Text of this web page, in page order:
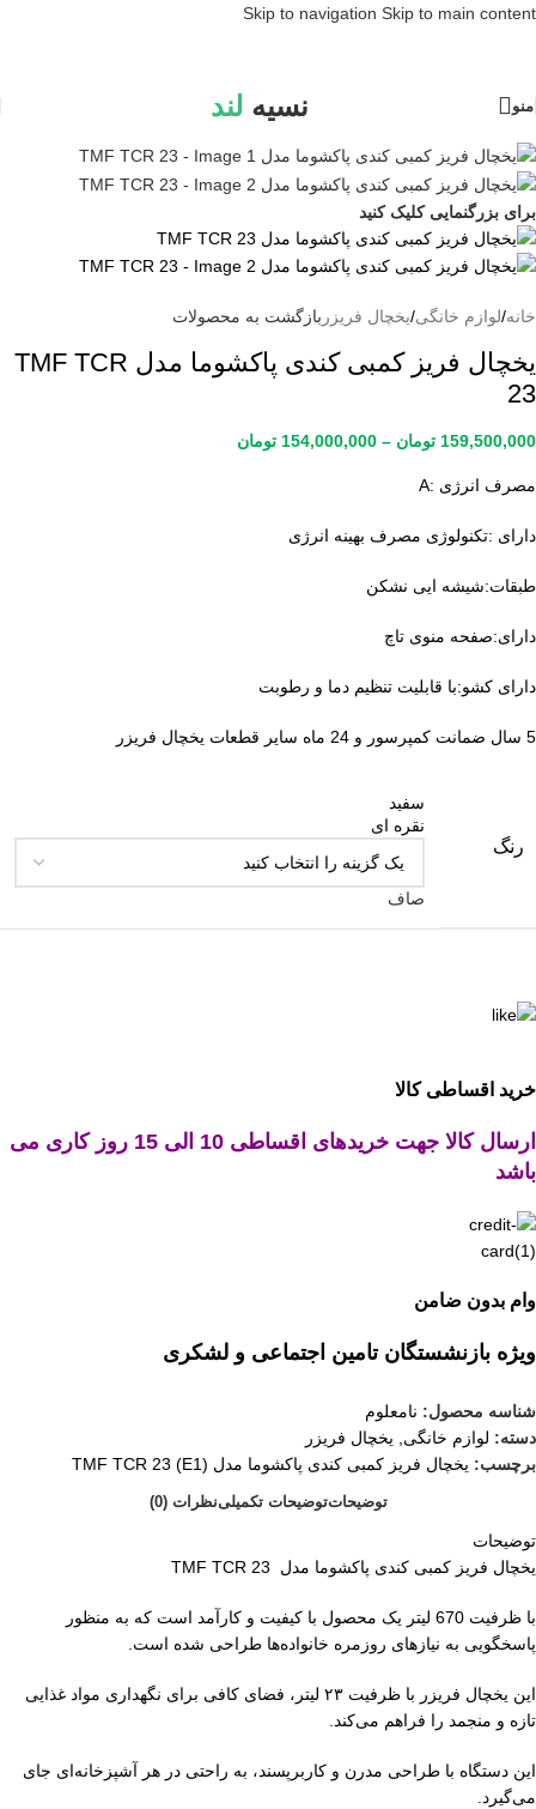
Skip to navigation Skip to main content
منو نسیه لند
برای بزرگنمایی کلیک کنید
خانه/لوازم خانگی/یخچال فریزر بازگشت به محصولات
یخچال فریز کمبی کندی پاکشوما مدل TMF TCR
23
159,500,000 تومان –
154,000,000 تومان
مصرف انرژی :A
دارای :تکنولوژی مصرف بهینه انرژی
طبقات:شیشه ایی نشکن
دارای:صفحه منوی تاچ
دارای کشو:با قابلیت تنظیم دما و رطوبت
5 سال ضمانت کمپرسور و 24 ماه سایر قطعات یخچال فریزر
رنگ
سفید
نقره ای
صاف
خرید اقساطی کالا
ارسال کالا جهت خریدهای اقساطی 10 الی 15 روز کاری می
باشد
وام بدون ضامن
ویژه بازنشستگان تامین اجتماعی و لشکری
شناسه محصول: نامعلوم
دسته: لوازم خانگی
یخچال فریزر
برچسب: یخچال فریز کمبی کندی پاکشوما مدل (E1) TMF TCR 23
توضیحاتتوضیحات تکمیلینظرات (0)
توضیحات
یخچال فریز کمبی کندی پاکشوما مدل TMF TCR 23
با ظرفیت 670 لیتر یک محصول با کیفیت و کارآمد است که به منظور
پاسخگویی به نیازهای روزمره خانواده‌ها طراحی شده است.
این یخچال فریزر با ظرفیت ۲۳ لیتر، فضای کافی برای نگهداری مواد غذایی
تازه و منجمد را فراهم می‌کند.
این دستگاه با طراحی مدرن و کاربرپسند، به راحتی در هر آشپزخانه‌ای جای
می‌گیرد.